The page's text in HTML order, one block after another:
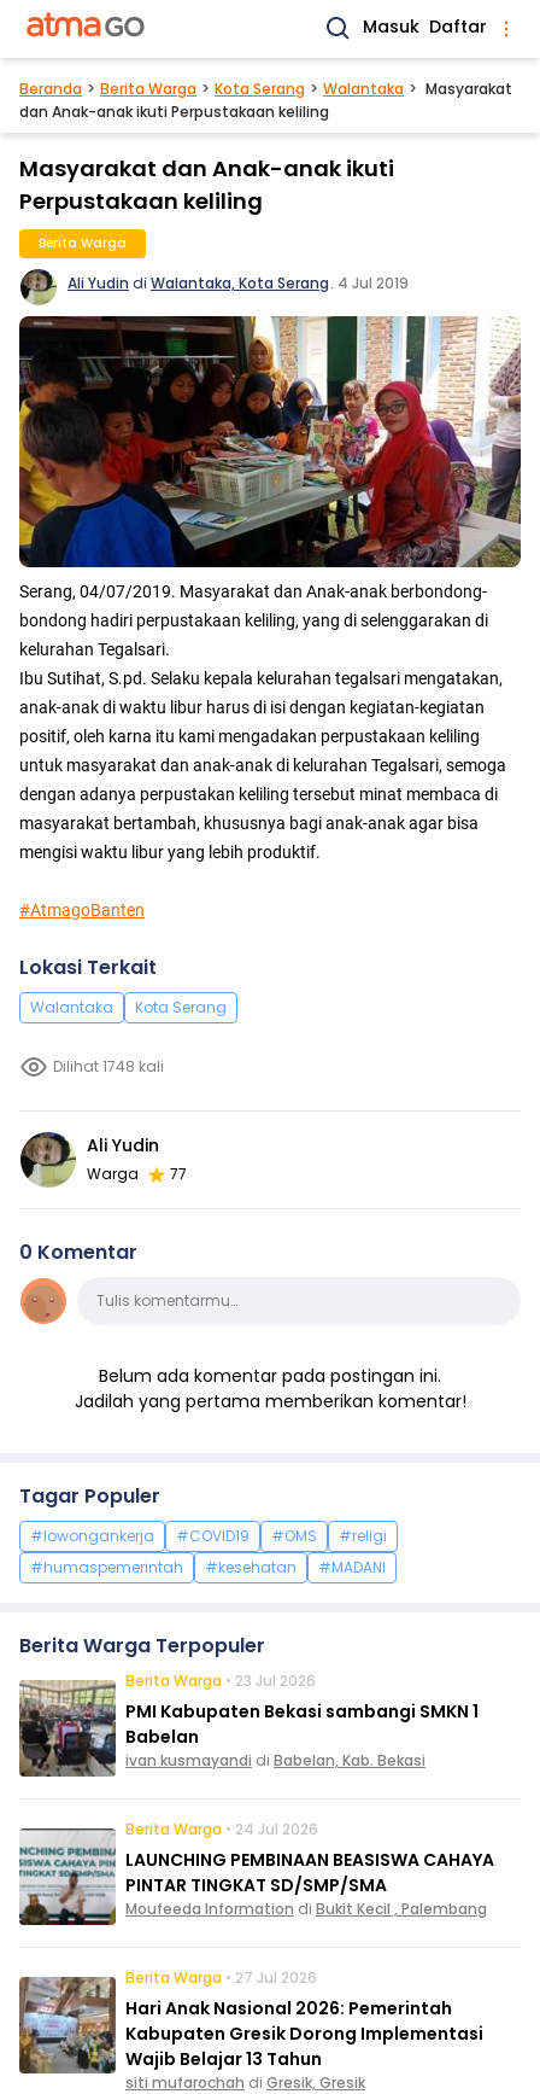
Masuk Daftar
Beranda Berita Warga Kota Serang Walantaka
Masyarakat
dan Anak-anak ikuti Perpustakaan keliling
Masyarakat dan Anak-anak ikuti
Perpustakaan keliling
Berita Warga
Ali Yudin di Walantaka, Kota Serang. 4 Jul 2019
Serang, 04/07/2019. Masyarakat dan Anak-anak berbondong-
bondong hadiri perpustakaan keliling, yang di selenggarakan di
kelurahan Tegalsari.
Ibu Sutihat, S.pd. Selaku kepala kelurahan tegalsari mengatakan,
anak-anak di waktu libur harus di isi dengan kegiatan-kegiatan
positif, oleh karna itu kami mengadakan perpustakaan keliling
untuk masyarakat dan anak-anak di kelurahan Tegalsari, semoga
dengan adanya perpustakan keliling tersebut minat membaca di
masyarakat bertambah, khususnya bagi anak-anak agar bisa
mengisi waktu libur yang lebih produktif.
#AtmagoBanten
Lokasi Terkait
Walantaka Kota Serang
Dilihat 1748 kali
Ali Yudin
Warga 77
0 Komentar
KomentarTulis komentarmu…
Belum ada komentar pada postingan ini.
Jadilah yang pertama memberikan komentar!
Tagar Populer
#lowongankerja #COVID19 #OMS
#religi
#humaspemerintah
#kesehatan #MADANI
Berita Warga Terpopuler
Berita Warga • 23 Jul 2026
PMI Kabupaten Bekasi sambangi SMKN 1
Babelan
ivan kusmayandi di Babelan, Kab. Bekasi
Berita Warga • 24 Jul 2026
LAUNCHING PEMBINAAN BEASISWA CAHAYA
PINTAR TINGKAT SD/SMP/SMA
Moufeeda Information di Bukit Kecil , Palembang
Berita Warga • 27 Jul 2026
Hari Anak Nasional 2026: Pemerintah
Kabupaten Gresik Dorong Implementasi
Wajib Belajar 13 Tahun
siti mufarochah di Gresik, Gresik